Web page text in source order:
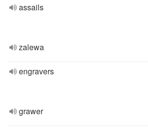
assails
zalewa
engravers
grawer